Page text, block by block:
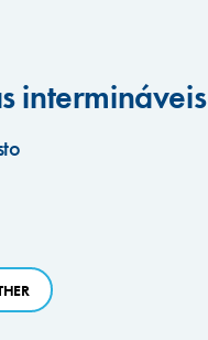
intermináveis